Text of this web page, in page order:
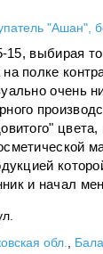
"Ашан",
15, выбирая
полке
очень
и начал
обл.